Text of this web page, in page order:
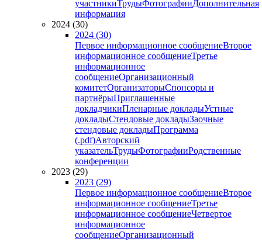
участникиТрудыФотографииДополнительная
информация
2024 (30)
2024 (30)
Первое информационное сообщениеВторое
информационное сообщениеТретье
информационное
сообщениеОрганизационный
комитетОрганизаторыСпонсоры и
партнёрыПриглашенные
докладчикиПленарные докладыУстные
докладыСтендовые докладыЗаочные
стендовые докладыПрограмма
(.pdf)Авторский
указательТрудыФотографииРодственные
конференции
2023 (29)
2023 (29)
Первое информационное сообщениеВторое
информационное сообщениеТретье
информационное сообщениеЧетвертое
информационное
сообщениеОрганизационный